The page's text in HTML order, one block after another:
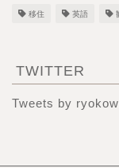
移住 英語
TWITTER
Tweets by